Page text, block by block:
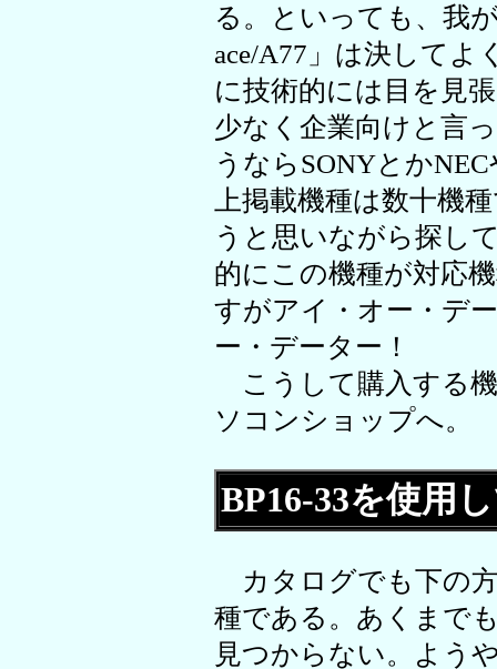
る。といっても、我
ace/A77」は決してよ
に技術的には目を見
少なく企業向けと言
うならSONYとか
上掲載機種は数十機
うと思いながら探し
的にこの機種が対応
すがアイ・オー・デ
ー・データー！
こうして購入する
ソコンショップへ。
BP16-33を使用
カタログでも下の
種である。あくまで
見つからない。よう